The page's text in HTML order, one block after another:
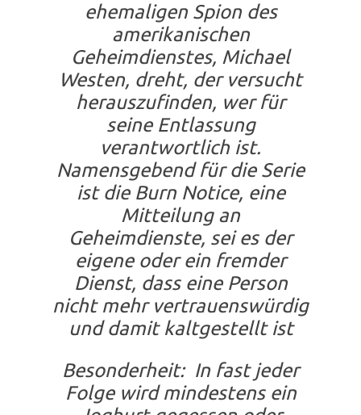
ehemaligen Spion des
amerikanischen
Geheimdienstes, Michael
Westen, dreht, der versucht
herauszufinden, wer für
seine Entlassung
verantwortlich ist.
Namensgebend für die Serie
ist die Burn Notice, eine
Mitteilung an
Geheimdienste, sei es der
eigene oder ein fremder
Dienst, dass eine Person
nicht mehr vertrauenswürdig
und damit kaltgestellt ist
Besonderheit: In fast jeder
Folge wird mindestens ein